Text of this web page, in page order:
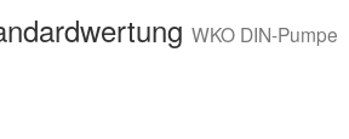
WKO DIN-Pumpe